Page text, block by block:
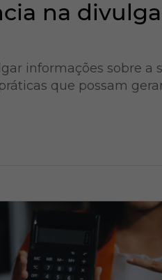
na
informações sobre a
que possam